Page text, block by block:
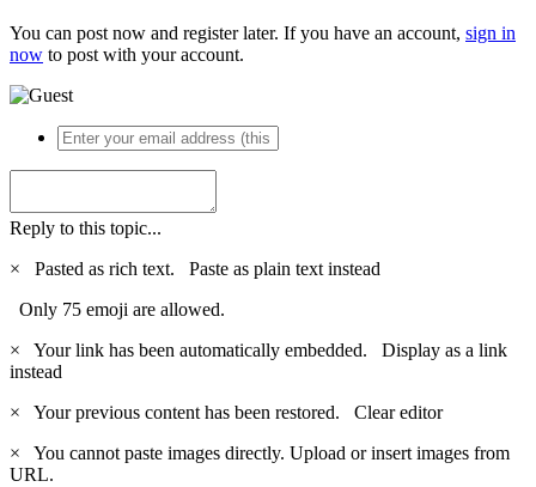
You can post now and register later. If you have an account, sign in
now to post with your account.
Reply to this topic...
×
Pasted as rich text. Paste as plain text instead
Only 75 emoji are allowed.
×
Your link has been automatically embedded. Display as a link
instead
×
Your previous content has been restored. Clear editor
×
You cannot paste images directly. Upload or insert images from
URL.